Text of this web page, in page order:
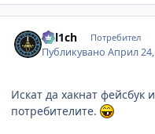
kal1ch Потребител
ПубликуваноАприл
Искат да хакнат фейсбук
потребителите.